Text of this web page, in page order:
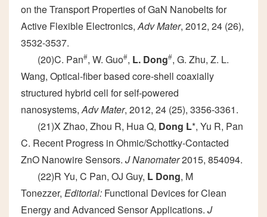
on the Transport Properties of GaN Nanobelts for
Active Flexible Electronics,Adv Mater, 2012, 24 (26),
3532-3537.
(20)C. Pan#, W. Guo#, L. Dong#, G. Zhu, Z. L.
Wang, Optical-fiber based core-shell coaxially
structured hybrid cell for self-powered
nanosystems,Adv Mater, 2012, 24 (25), 3356-3361.
(21)X Zhao, Zhou R, Hua Q, Dong L*, Yu R, Pan
C. Recent Progress in Ohmic/Schottky-Contacted
ZnO Nanowire Sensors. J Nanomater2015, 854094.
(22)R Yu, C Pan, OJ Guy, L Dong, M
Tonezzer, Editorial: Functional Devices for Clean
Energy and Advanced Sensor Applications. J